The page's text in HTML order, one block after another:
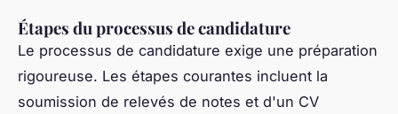
Étapes du processus de candidature
Le processus de candidature exige une préparation
rigoureuse. Les étapes courantes incluent la
soumission de relevés de notes et d'un CV